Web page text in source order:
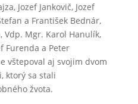
Jozef Jankovič, Jozef
a František Bednár,
Vdp. Mgr. Karol Hanulík,
Furenda a Peter
vštepoval aj svojim dvom
ktorý sa stali
žvota.